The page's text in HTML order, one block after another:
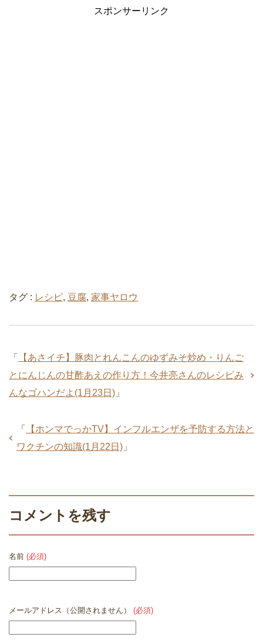
スポンサーリンク
タグ : レシピ, 豆腐, 家事ヤロウ
「
【あさイチ】豚肉とれんこんのゆずみそ炒め・りんご
とにんじんの甘酢あえの作り方！今井亮さんのレシピみ
んなゴハンだよ(1月23日) 」
「
【ホンマでっかTV】インフルエンザを予防する方法と
ワクチンの知識(1月22日) 」
コメントを残す
名前 (必須)
メールアドレス（公開されません） (必須)